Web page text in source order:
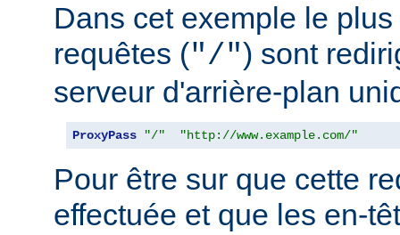
Dans cet exemple le
requêtes ("/") sont
serveur d'arrière-plan
ProxyPass "/" "http://www.example.com/"
Pour être sur que cette
effectuée et que les en-